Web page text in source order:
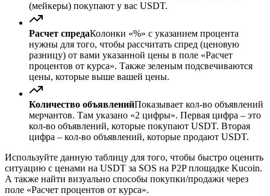
(мейкеры) покупают у вас USDT.
Расчет спредаКолонки «%» с указанием процента
нужны для того, чтобы рассчитать спред (ценовую
разницу) от вами указанной цены в поле «Расчет
процентов от курса». Также зеленым подсвечиваются
цены, которые выше вашей цены.
Количество объявленийПоказывает кол-во объявлений
мерчантов. Там указано «2 цифры». Первая цифра – это
кол-во объявлений, которые покупают USDT. Вторая
цифра – кол-во объявлений, которые продают USDT.
Используйте данную таблицу для того, чтобы быстро оценить
ситуацию с ценами на USDT за SOS на P2P площадке Kucoin.
А также найти визуально способы покупки/продажи через
поле «Расчет процентов от курса».